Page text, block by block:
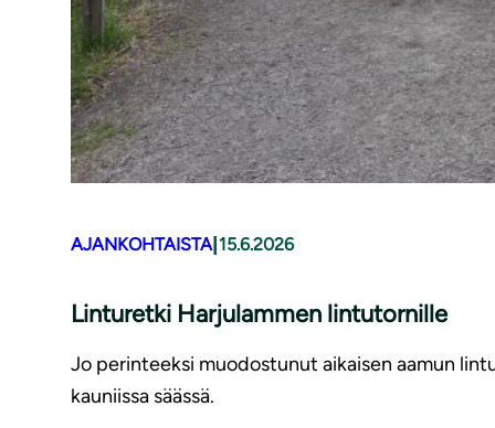
AJANKOHTAISTA|15.6.2026
Linturetki Harjulammen lintutornille
Jo perinteeksi muodostunut aikaisen aamun
kauniissa säässä.